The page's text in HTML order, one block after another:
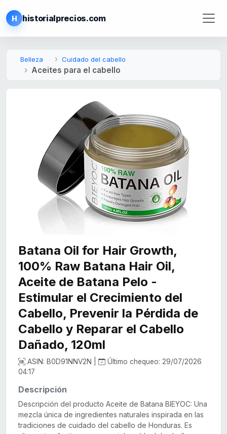
H historialprecios.com
Belleza Cuidado del cabello
Aceites para el cabello
Batana Oil for Hair Growth,
100% Raw Batana Hair Oil,
Aceite de Batana Pelo -
Estimular el Crecimiento del
Cabello, Prevenir la Pérdida de
Cabello y Reparar el Cabello
Dañado, 120ml
ASIN: B0D91NNV2N |
Último chequeo: 29/07/2026
04:17
Descripción
Descripción del producto Aceite de Batana BIEYOC: Una
mezcla única de ingredientes naturales inspirada en las
tradiciones de cuidado del cabello de Honduras. Es